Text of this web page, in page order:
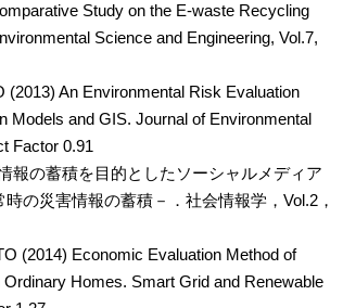
Study on the E-waste Recycling
Science and Engineering, Vol.7,
An Environmental Risk Evaluation
Models and GIS. Journal of Environmental
Factor 0.91
報の蓄積を目的としたソーシャルメディア
の災害情報の蓄積－．社会情報学，Vol.2，
(2014) Economic Evaluation Method of
Homes. Smart Grid and Renewable